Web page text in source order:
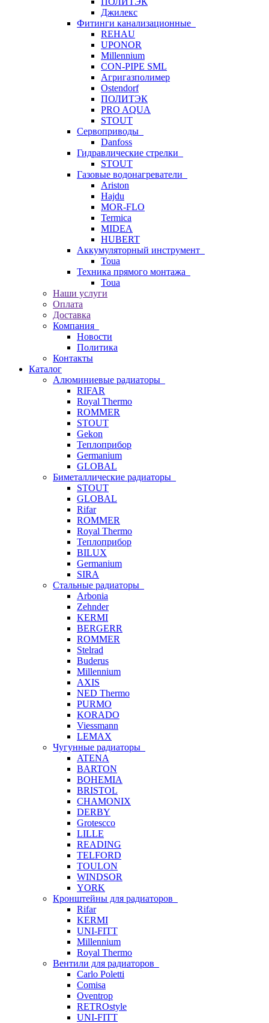
Джилекс
Фитинги канализационные
REHAU
UPONOR
Millennium
CON-PIPE SML
Агригазполимер
Ostendorf
ПОЛИТЭК
PRO AQUA
STOUT
Сервоприводы
Danfoss
Гидравлические стрелки
STOUT
Газовые водонагреватели
Ariston
Hajdu
MOR-FLO
Termica
MIDEA
HUBERT
Аккумуляторный инструмент
Toua
Техника прямого монтажа
Toua
Наши услуги
Оплата
Доставка
Компания
Новости
Политика
Контакты
Каталог
Алюминиевые радиаторы
RIFAR
Royal Thermo
ROMMER
STOUT
Gekon
Теплоприбор
Germanium
GLOBAL
Биметаллические радиаторы
STOUT
GLOBAL
Rifar
ROMMER
Royal Thermo
Теплоприбор
BILUX
Germanium
SIRA
Стальные радиаторы
Arbonia
Zehnder
KERMI
BERGERR
ROMMER
Stelrad
Buderus
Millennium
AXIS
NED Thermo
PURMO
KORADO
Viessmann
LEMAX
Чугунные радиаторы
ATENA
BARTON
BOHEMIA
BRISTOL
CHAMONIX
DERBY
Grotescco
LILLE
READING
TELFORD
TOULON
WINDSOR
YORK
Кронштейны для радиаторов
Rifar
KERMI
UNI-FITT
Millennium
Royal Thermo
Вентили для радиаторов
Carlo Poletti
Comisa
Oventrop
RETROstyle
UNI-FITT